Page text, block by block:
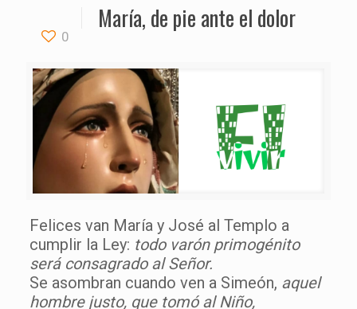
0
María, de pie ante el dolor
Felices van María y José al Templo a
cumplir la Ley: todo varón primogénito
será consagrado al Señor.
Se asombran cuando ven a Simeón, aquel
hombre justo, que tomó al Niño,